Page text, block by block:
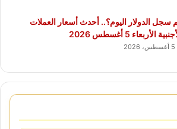
سجل الدولار اليوم؟.. أحدث أسعار العملات
الأربعاء 5 أغسطس 2026
5 أغسطس، 2026